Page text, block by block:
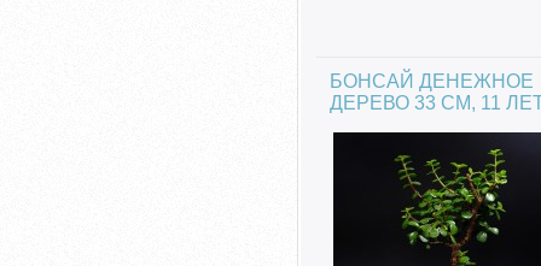
БОНСАЙ ДЕНЕЖНОЕ
ДЕРЕВО 33 СМ, 11